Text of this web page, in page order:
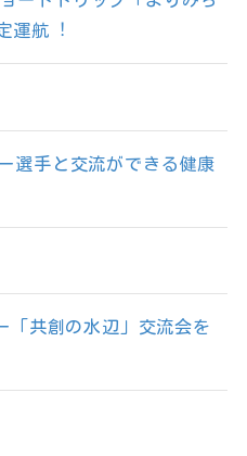
運航︕
ー選手と交流ができる健康
共創の水辺」交流会を